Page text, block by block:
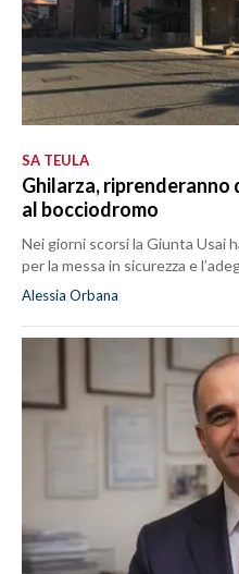
SA TEULA
Ghilarza,
al bocciodromo
Nei giorni scorsi la Giunta Usai
per la messa in sicurezza e
Alessia Orbana